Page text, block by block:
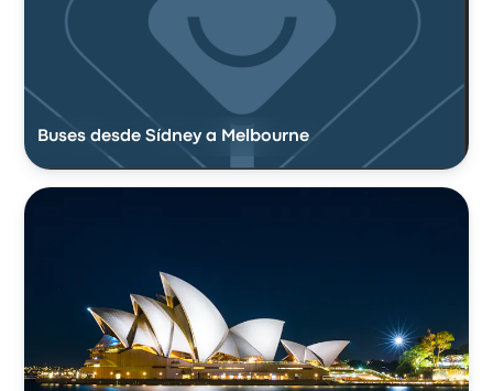
Buses desde Sídney a Melbourne